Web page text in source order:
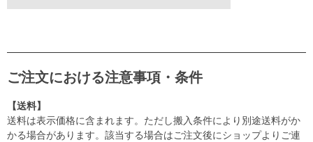
ご注文における注意事項・条件
【送料】
送料は表示価格に含まれます。ただし搬入条件により別途送料がか
かる場合があります。該当する場合はご注文後にショップよりご連